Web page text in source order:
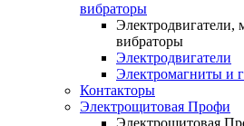
вибраторы
Электродвигатели,
вибраторы
Электродвигатели
Электромагниты и
Контакторы
Электрощитовая Профи
Электрощитовая